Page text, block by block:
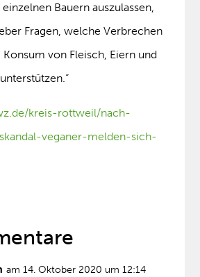
einzelnen Bauern auszulassen,
Fragen, welche Verbrechen
von Fleisch, Eiern und
kreis-rottweil/nach-
veganer-melden-sich-
am 14. Oktober 2020 um 12:14